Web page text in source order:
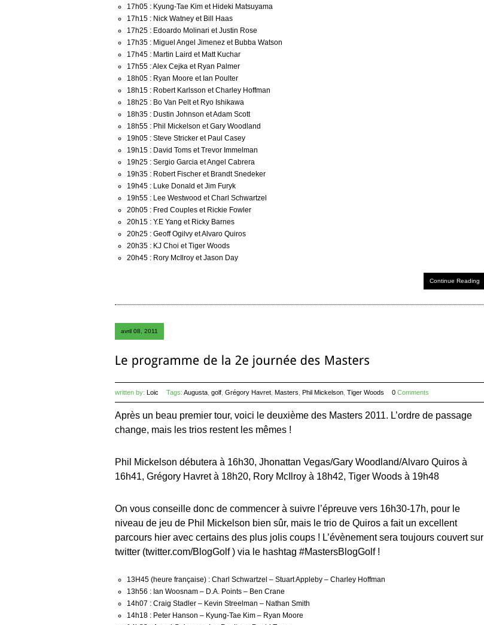
17h05 : Kyung-Tae Kim et Hideki Matsuyama
17h15 : Nick Watney et Bill Haas
17h25 : Edoardo Molinari et Justin Rose
17h35 : Miguel Angel Jimenez et Bubba Watson
17h45 : Martin Laird et Matt Kuchar
17h55 : Alex Cejka et Ryan Palmer
18h05 : Ryan Moore et Ian Poulter
18h15 : Robert Karlsson et Charley Hoffman
18h25 : Bo Van Pelt et Ryo Ishikawa
18h35 : Dustin Johnson et Adam Scott
18h55 : Phil Mickelson et Gary Woodland
19h05 : Steve Stricker et Paul Casey
19h15 : David Toms et Trevor Immelman
19h25 : Sergio Garcia et Angel Cabrera
19h35 : Robert Fischer et Brandt Snedeker
19h45 : Luke Donald et Jim Furyk
19h55 : Lee Westwood et Charl Schwartzel
20h05 : Fred Couples et Rickie Fowler
20h15 : Y.E Yang et Ricky Barnes
20h25 : Geoff Ogilvy et Alvaro Quiros
20h35 : KJ Choi et Tiger Woods
20h45 : Rory McIlroy et Jason Day
Continue Reading
avril 08, 2011
written by: Loic Tags: Augusta golf Grégory Havret Masters Phil Mickelson Tiger Woods 0 Comments
Après un beau premier tour, voici le deuxième des Masters 2011. L’ordre de passage
change, mais les trios restent les mêmes !
Phil Mickelson débutera à 16h30, Jhonattan Vegas/Gary Woodland/Alvaro Quiros à
16h41, Grégory Havret à 18h20, Rory McIlroy à 18h42, Tiger Woods à 19h48
On vous conseille donc de commencer à suivre l’épreuve vers 16h30-17h, pour le
niveau de jeu de Phil Mickelson bien sûr, mais le trio de Quiros a fait un excellent
parcours hier avec certains des plus jolis coups ! L’évènement sera toujours couvert sur
twitter (twitter.com/BlogGolf ) via le hashtag #MastersBlogGolf !
13H45 (heure française) : Charl Schwartzel – Stuart Appleby – Charley Hoffman
13h56 : Ian Woosnam – D.A. Points – Ben Crane
14h07 : Craig Stadler – Kevin Streelman – Nathan Smith
14h18 : Peter Hanson – Kyung-Tae Kim – Ryan Moore